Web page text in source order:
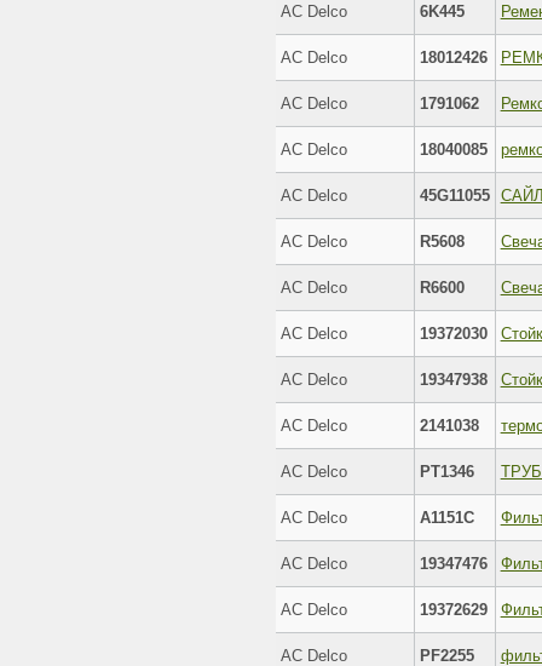
AC Delco 6K445
AC Delco 18012426
AC Delco 1791062
AC Delco 18040085
AC Delco 45G11055
AC Delco R5608
AC Delco R6600
AC Delco 19372030
AC Delco 19347938
AC Delco 2141038
AC Delco PT1346
AC Delco A1151C
AC Delco 19347476
AC Delco 19372629
AC Delco PF2255